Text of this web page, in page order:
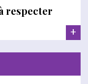
respecter
+